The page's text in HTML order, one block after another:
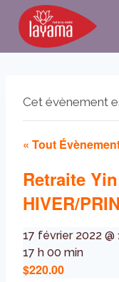
Aller
contenu
Cet évènement
« Tout
Retraite
HIVER/
17 février 2022 @
17 h 00 min
$220.00